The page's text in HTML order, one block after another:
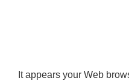
It appears your Web